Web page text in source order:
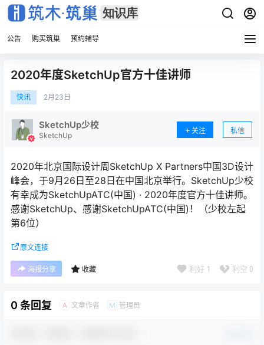
公告 购买筑巢 预约辅导
2020年度SketchUp官方十佳讲师
快讯 2月 23日
SketchUp少校
SketchUp
关注 私信
2020年北京国际设计周SketchUp X Partners中国3D设计
峰会，于9月26日至28日在中国北京举行。SketchUp少校
有幸成为SketchUpATC(中国) · 2020年度官方十佳讲师。
感谢SketchUp、感谢SketchUpATC(中国)！（少校左起
第6位）
原文连接
海报分享 收藏 利好 1 利空 0
0 条回复 A 文章作者 M 管理员